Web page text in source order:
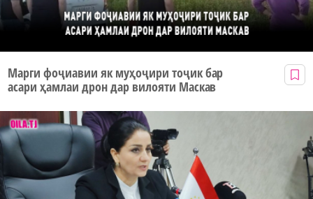
Марги фоҷиавии як муҳоҷири тоҷик бар
асари ҳамлаи дрон дар вилояти Маскав